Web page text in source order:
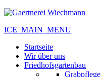
ICE_MAIN_MENU
Startseite
Wir über uns
Friedhofsgartenbau
Grabpflege